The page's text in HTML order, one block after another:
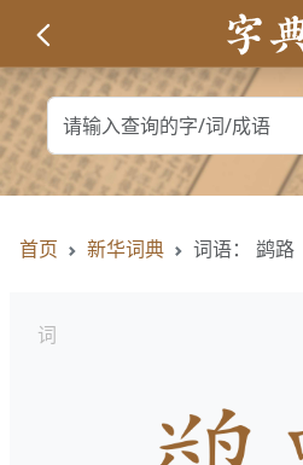
首页 新华词典 词语： 鹢路
词